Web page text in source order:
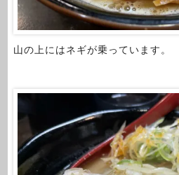
山の上にはネギが乗っています。